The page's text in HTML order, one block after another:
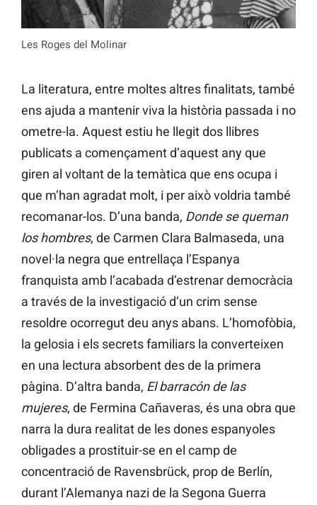
Les Roges del Molinar
La literatura, entre moltes altres finalitats, també
ens ajuda a mantenir viva la història passada i no
ometre-la. Aquest estiu he llegit dos llibres
publicats a començament d’aquest any que
giren al voltant de la temàtica que ens ocupa i
que m’han agradat molt, i per això voldria també
recomanar-los. D’una banda, Donde se queman
los hombres, de Carmen Clara Balmaseda, una
novel·la negra que entrellaça l’Espanya
franquista amb l’acabada d’estrenar democràcia
a través de la investigació d’un crim sense
resoldre ocorregut deu anys abans. L’homofòbia,
la gelosia i els secrets familiars la converteixen
en una lectura absorbent des de la primera
pàgina. D’altra banda, El barracón de las
mujeres, de Fermina Cañaveras, és una obra que
narra la dura realitat de les dones espanyoles
obligades a prostituir-se en el camp de
concentració de Ravensbrück, prop de Berlín,
durant l’Alemanya nazi de la Segona Guerra